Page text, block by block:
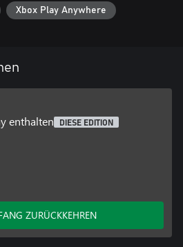
Xbox Play Anywhere
enthalten DIESE EDITION
ZURÜCKKEHREN